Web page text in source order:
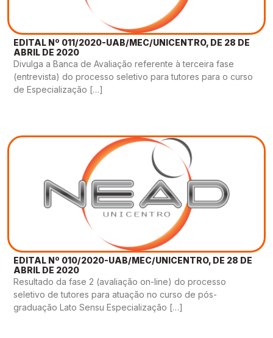
EDITAL Nº 011/2020-UAB/MEC/UNICENTRO, DE 28 DE
ABRIL DE 2020
Divulga a Banca de Avaliação referente à terceira fase
(entrevista) do processo seletivo para tutores para o curso
de Especialização […]
EDITAL Nº 010/2020-UAB/MEC/UNICENTRO, DE 28 DE
ABRIL DE 2020
Resultado da fase 2 (avaliação on-line) do processo
seletivo de tutores para atuação no curso de pós-
graduação Lato Sensu Especialização […]